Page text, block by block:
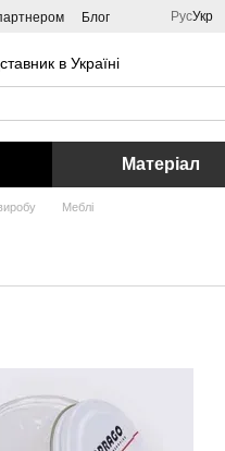
Блог РусУкр
в Україні
Матеріал
Меблі